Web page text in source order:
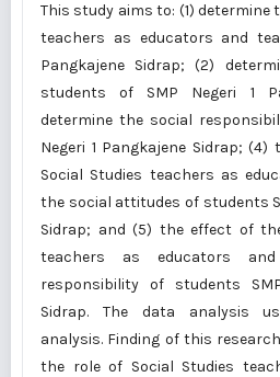
This study aims to: (1) determine
teachers as educators and
Pangkajene Sidrap; (2)
students of SMP Negeri 1
determine the social
Negeri 1 Pangkajene Sidrap;
Social Studies teachers as
the social attitudes of students
Sidrap; and (5) the effect of
teachers as educators
responsibility of students
Sidrap. The data analysis
analysis. Finding of this
the role of Social Studies